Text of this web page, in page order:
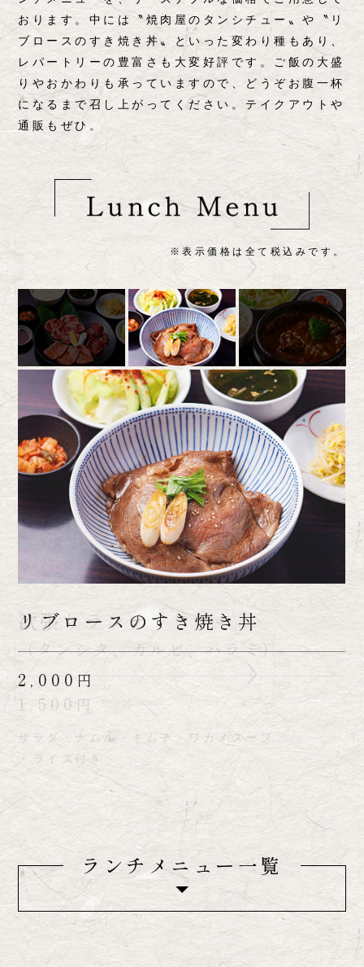
おります。中には〝焼肉屋のタンシチュー〟や〝リ
ブロースのすき焼き丼〟といった変わり種もあり、
レパートリーの豊富さも大変好評です。ご飯の大盛
りやおかわりも承っていますので、どうぞお腹一杯
になるまで召し上がってください。テイクアウトや
通販もぜひ。
※表示価格は全て税込みです。
欲張りランチ
（タンシタ、カルビ、ハラミ）
1,500 円
サラダ・ナムル・キムチ・ワカメスープ
・ライス付き
リブロースのすき焼き丼
2,000 円
<限定7食>
焼肉屋のタンシチュー
～とろとろに煮込んだタン
入りブラウンシチュー～
1,000円
サラダ・キムチ・チャンジャごはん付き
ランチメニュー一覧